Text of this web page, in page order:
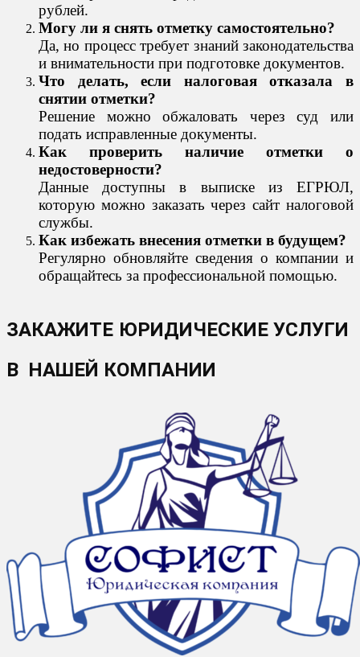
рублей.
Могу ли я снять отметку самостоятельно?
Да, но процесс требует знаний законодательства
и внимательности при подготовке документов.
Что делать, если налоговая отказала в
снятии отметки?
Решение можно обжаловать через суд или
подать исправленные документы.
Как проверить наличие отметки о
недостоверности?
Данные доступны в выписке из ЕГРЮЛ,
которую можно заказать через сайт налоговой
службы.
Как избежать внесения отметки в будущем?
Регулярно обновляйте сведения о компании и
обращайтесь за профессиональной помощью.
ЗАКАЖИТЕ ЮРИДИЧЕСКИЕ УСЛУГИ
В НАШЕЙ КОМПАНИИ